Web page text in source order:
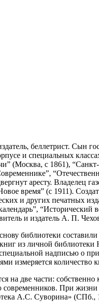
беллетрист. Сын
и специальных
(Москва, с 1861),
аресту. Владелец
время” (с 1911).
и других печатных
“Исторический
и издатель А. П.
библиотеки
из личной
надписью о
измеряется
на две части:
При
А.С. Суворина» (СПб.,